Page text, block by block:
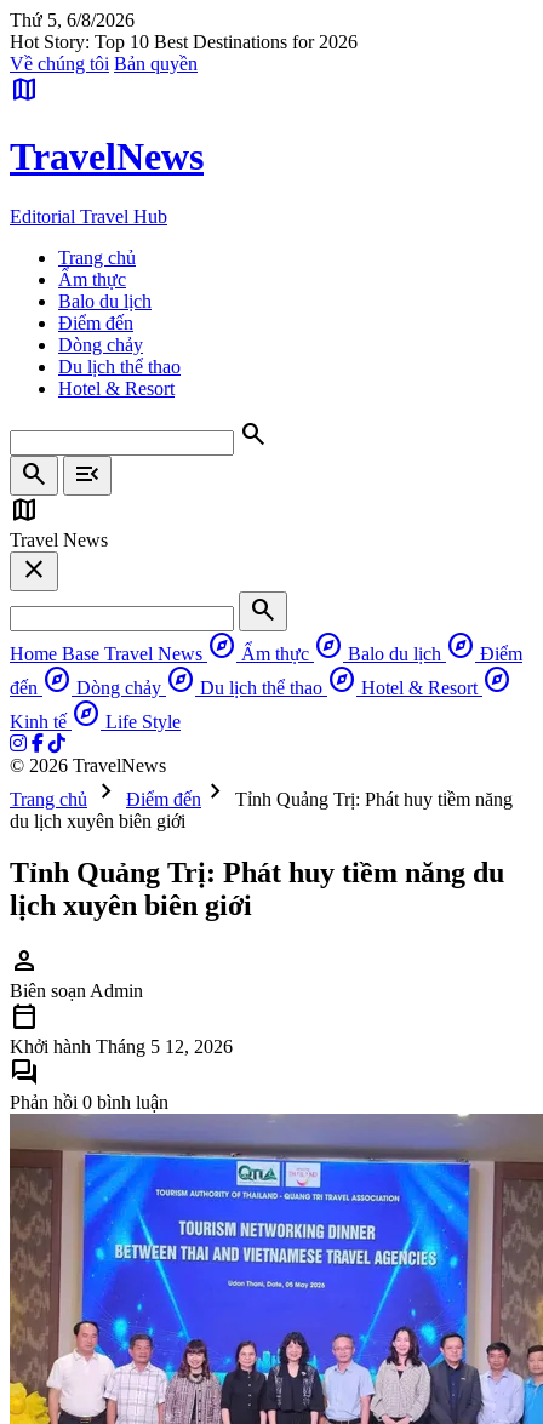
Thứ 5, 6/8/2026
Hot Story: Top 10 Best Destinations for 2026
Về chúng tôi Bản quyền
map
TravelNews
Editorial Travel Hub
Trang chủ
Ẩm thực
Balo du lịch
Điểm đến
Dòng chảy
Du lịch thể thao
Hotel & Resort
search
search
menu_open
map
Travel News
close
search
Home Base Travel News explore Ẩm thực explore Balo du lịch explore Điểm
đến explore Dòng chảy explore Du lịch thể thao explore Hotel & Resort explore
Kinh tế explore Life Style
© 2026 TravelNews
Trang chủ
chevron_right Điểm đến chevron_right
Tỉnh Quảng Trị: Phát huy tiềm năng
du lịch xuyên biên giới
Tỉnh Quảng Trị: Phát huy tiềm năng du
lịch xuyên biên giới
person
Biên soạn Admin
calendar_today
Khởi hành Tháng 5 12, 2026
forum
Phản hồi 0 bình luận